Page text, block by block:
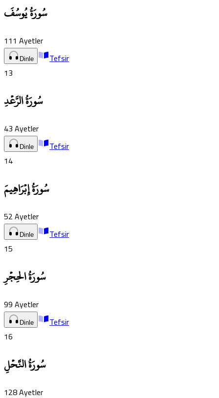
سُورَةُ يُوسُفَ
111 Ayetler
Dinle
Tefsir
13
سُورَةُ الرَّعۡدِ
43Ayetler
Dinle
Tefsir
14
سُورَةُ إِبۡرَاهِيمَ
52Ayetler
Dinle
Tefsir
15
سُورَةُ الحِجۡرِ
99Ayetler
Dinle
Tefsir
16
سُورَةُ النَّحۡلِ
128Ayetler